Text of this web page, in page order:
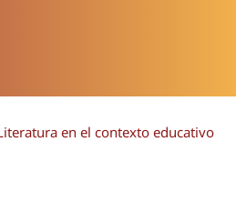
en el contexto educativo